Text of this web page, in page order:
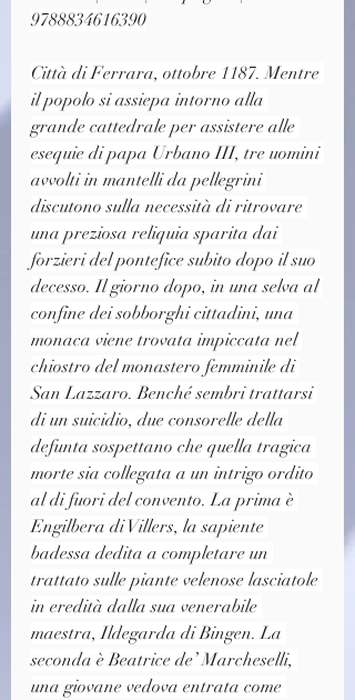
9788834616390
Città di Ferrara, ottobre 1187. Mentre
il popolo si assiepa intorno alla
grande cattedrale per assistere alle
esequie di papa Urbano III, tre uomini
avvolti in mantelli da pellegrini
discutono sulla necessità di ritrovare
una preziosa reliquia sparita dai
forzieri del pontefice subito dopo il suo
decesso. Il giorno dopo, in una selva al
confine dei sobborghi cittadini, una
monaca viene trovata impiccata nel
chiostro del monastero femminile di
San Lazzaro. Benché sembri trattarsi
di un suicidio, due consorelle della
defunta sospettano che quella tragica
morte sia collegata a un intrigo ordito
al di fuori del convento. La prima è
Engilbera di Villers, la sapiente
badessa dedita a completare un
trattato sulle piante velenose lasciatole
in eredità dalla sua venerabile
maestra, Ildegarda di Bingen. La
seconda è Beatrice de’ Marcheselli,
una giovane vedova entrata come